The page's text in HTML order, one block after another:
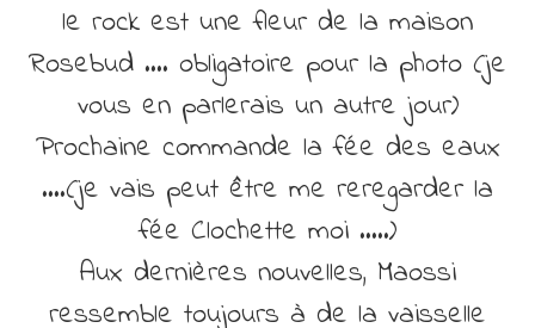
le rock est une fleur de la maison
Rosebud …. obligatoire pour la photo (je
vous en parlerais un autre jour)
Prochaine commande la fée des eaux
….(je vais peut être me reregarder la
fée Clochette moi …..)
Aux dernières nouvelles, Maossi
ressemble toujours à de la vaisselle